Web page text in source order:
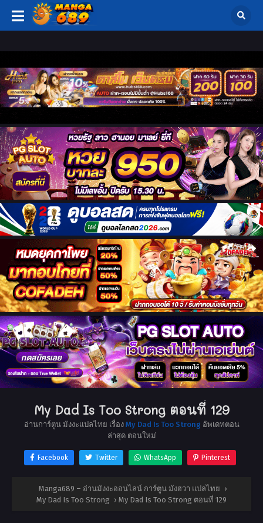
My Dad Is Too Strong ตอนที่ 129
อ่านการ์ตูน มังงะแปลไทย เรื่อง My Dad Is Too Strong อัพเดทตอน
ล่าสุด ตอนใหม่
Facebook Twitter WhatsApp Pinterest
Manga689 – อ่านมังงะออนไลน์ การ์ตูน มังฮวา แปลไทย ›
My Dad Is Too Strong › My Dad Is Too Strong ตอนที่ 129